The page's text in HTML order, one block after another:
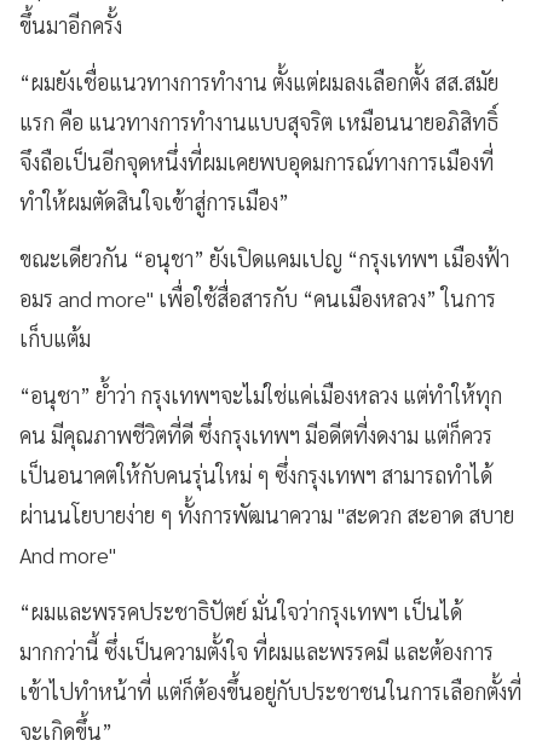
ขึ้นมาอีกครั้ง
“ผมยังเชื่อแนวทางการทำงาน ตั้งแต่ผมลงเลือกตั้ง สส.สมัย
แรก คือ แนวทางการทำงานแบบสุจริต เหมือนนายอภิสิทธิ์
จึงถือเป็นอีกจุดหนึ่งที่ผมเคยพบอุดมการณ์ทางการเมืองที่
ทำให้ผมตัดสินใจเข้าสู่การเมือง”
ขณะเดียวกัน “อนุชา” ยังเปิดแคมเปญ “กรุงเทพฯ เมืองฟ้า
อมร and more'' เพื่อใช้สื่อสารกับ “คนเมืองหลวง” ในการ
เก็บแต้ม
“อนุชา” ย้ำว่า กรุงเทพฯจะไม่ใช่แค่เมืองหลวง แต่ทำให้ทุก
คน มีคุณภาพชีวิตที่ดี ซึ่งกรุงเทพฯ มีอดีตที่งดงาม แต่ก็ควร
เป็นอนาคตให้กับคนรุ่นใหม่ ๆ ซึ่งกรุงเทพฯ สามารถทำได้
ผ่านนโยบายง่าย ๆ ทั้งการพัฒนาความ ''สะดวก สะอาด สบาย
And more''
“ผมและพรรคประชาธิปัตย์ มั่นใจว่ากรุงเทพฯ เป็นได้
มากกว่านี้ ซึ่งเป็นความตั้งใจ ที่ผมและพรรคมี และต้องการ
เข้าไปทำหน้าที่ แต่ก็ต้องขึ้นอยู่กับประชาชนในการเลือกตั้งที่
จะเกิดขึ้น”